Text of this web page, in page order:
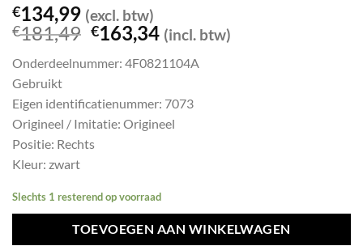
€134,99 (excl. btw)
€181,49 Oorspronkelijke
was:
€163,34Huidige
prijs
is:
(incl. btw)
Onderdeelnummer: 4F0821104A
Gebruikt
Eigen identificatienummer: 7073
Origineel / Imitatie: Origineel
Positie: Rechts
Kleur: zwart
Slechts 1 resterend op voorraad
TOEVOEGEN AAN WINKELWAGEN